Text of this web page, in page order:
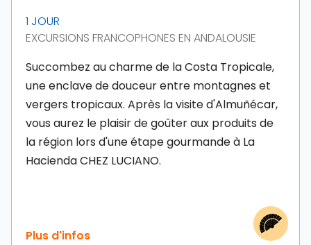
1 JOUR
EXCURSIONS FRANCOPHONES EN ANDALOUSIE
Succombez au charme de la Costa Tropicale,
une enclave de douceur entre montagnes et
vergers tropicaux. Après la visite d'Almuñécar,
vous aurez le plaisir de goûter aux produits de
la région lors d'une étape gourmande à La
Hacienda CHEZ LUCIANO.